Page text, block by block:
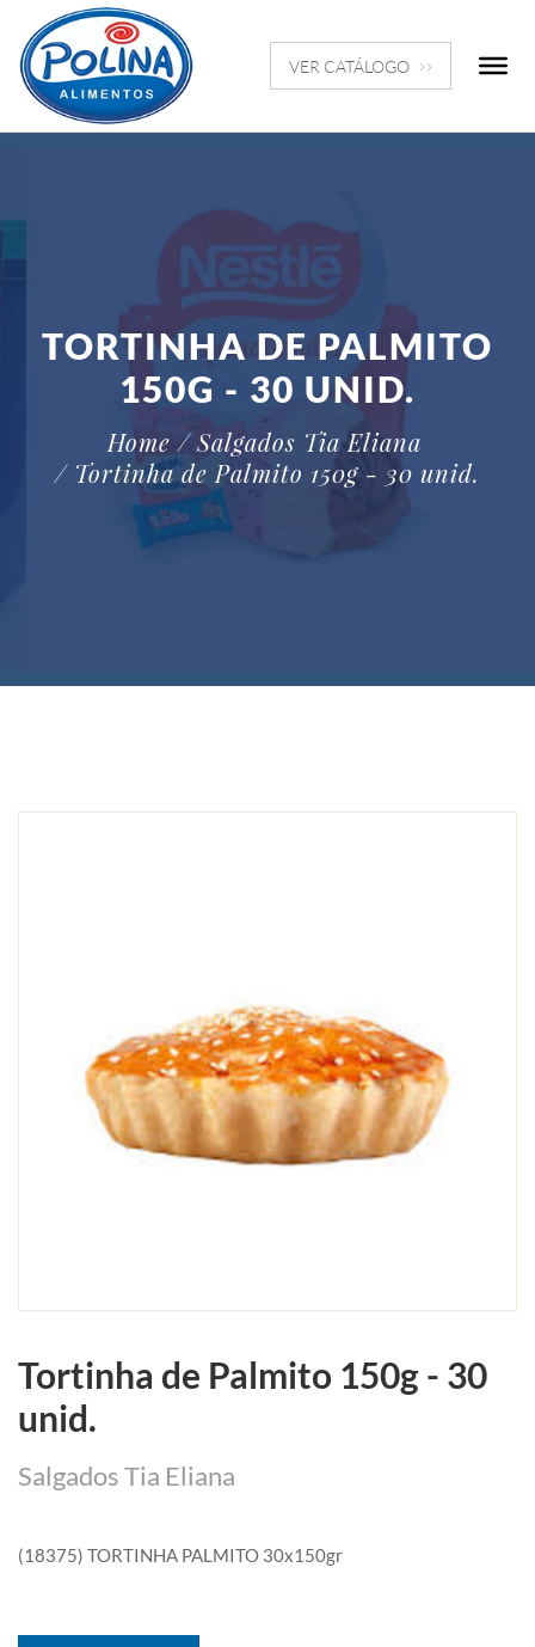
VER CATÁLOGO
TORTINHA DE PALMITO
150G - 30 UNID.
Home / Salgados Tia Eliana
/ Tortinha de Palmito 150g - 30 unid.
Tortinha de Palmito 150g - 30
unid.
Salgados Tia Eliana
(18375) TORTINHA PALMITO 30x150gr